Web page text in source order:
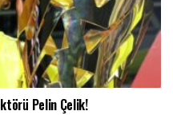
Pelin Çelik!